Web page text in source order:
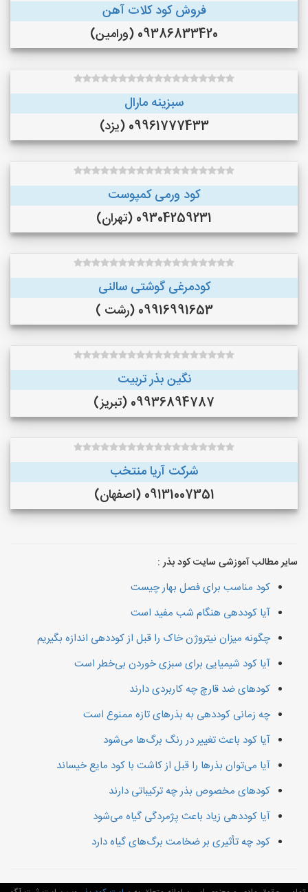
فروش کود کلات آهن
09386833420 (ورامین)
سبزینه مارال
09961777433 (یزد)
کود ورمی کمپوست
09304259231 (تهران)
کودمرغی گوشتی سالنی
09916991653 (رشت )
نگین بذر تربیت
09936894787 (تبریز)
شرکت آریا منتخب
09131007351 (اصفهان)
سایر مطالب آموزشی سایت کود بذر :
کود مناسب برای فصل بهار چیست
آیا کوددهی هنگام شب مفید است
چگونه میزان نیتروژن خاک را قبل از کوددهی اندازه بگیریم
آیا کود شیمیایی برای سبزی خوردن بی‌خطر است
کودهای ضد قارچ چه کاربردی دارند
چه زمانی کوددهی به بذرهای تازه ممنوع است
آیا کود باعث تغییر در رنگ برگ‌ها می‌شود
آیا می‌توان بذرها را قبل از کاشت با کود مایع خیساند
کودهای مخصوص بذر چه ترکیباتی دارند
آیا کوددهی زیاد باعث پژمردگی گیاه می‌شود
کود چه تأثیری بر ضخامت برگ‌های گیاه دارد